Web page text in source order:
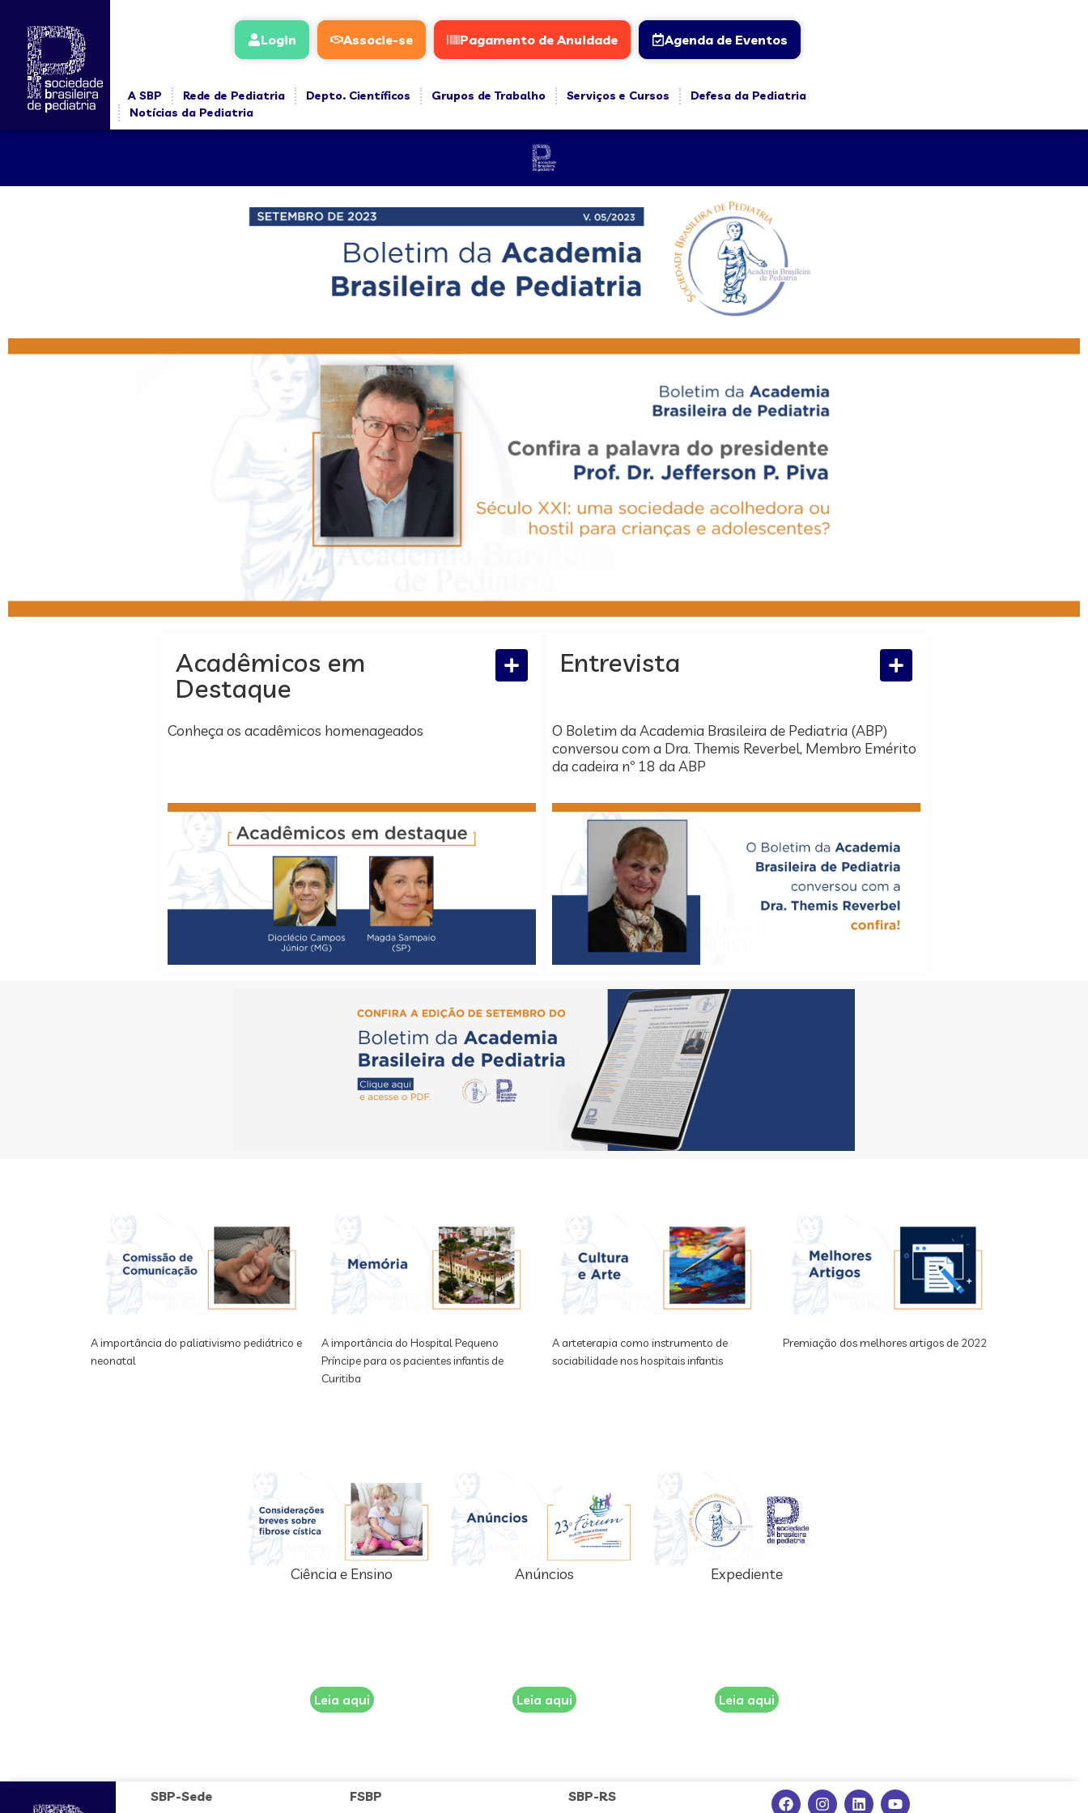
Login Associe-se Pagamento de Anuidade Agenda de Eventos
A SBP Rede de Pediatria Depto. Científicos Grupos de Trabalho Serviços e Cursos
Defesa da Pediatria
Notícias da Pediatria
Acadêmicos em
Destaque
Conheça os acadêmicos homenageados
Entrevista
O Boletim da Academia Brasileira de Pediatria (ABP)
conversou com a Dra. Themis Reverbel, Membro Emérito
da cadeira nº 18 da ABP
A importância do paliativismo pediátrico e
neonatal
A importância do Hospital Pequeno
Príncipe para os pacientes infantis de
Curitiba
A arteterapia como instrumento de
sociabilidade nos hospitais infantis
Premiação dos melhores artigos de 2022
Ciência e Ensino
Leia aqui
Anúncios
Leia aqui
Expediente
Leia aqui
SBP-Sede FSBP SBP-RS